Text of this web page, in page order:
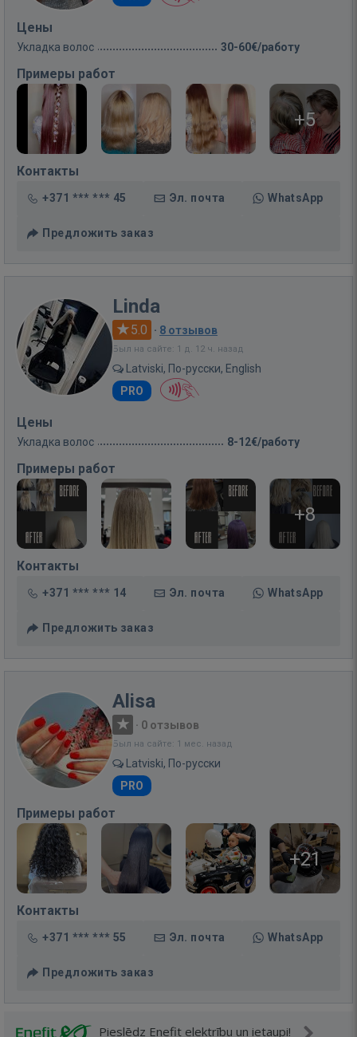
Цены
Укладка волос 30-60€/работу
Примеры работ
+5
Контакты
+371 *** *** 45 Эл. почта WhatsApp
Предложить заказ
Linda
5.0 · 8 отзывов
Был на сайте: 1 д. 12 ч. назад
Latviski, По-русски, English
PRO
Цены
Укладка волос 8-12€/работу
Примеры работ
+8
Контакты
+371 *** *** 14 Эл. почта WhatsApp
Предложить заказ
Alisa
· 0 отзывов
Был на сайте: 1 мес. назад
Latviski, По-русски
PRO
Примеры работ
+21
Контакты
+371 *** *** 55 Эл. почта WhatsApp
Предложить заказ
Pieslēdz Enefit elektrību un ietaupi!